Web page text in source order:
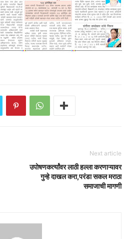
Next article
उपोषणकर्त्यांवर लाठी हल्ला करणाऱ्यावर
गुन्हे दाखल करा,परंडा सकल मराठा
समाजाची मागणी